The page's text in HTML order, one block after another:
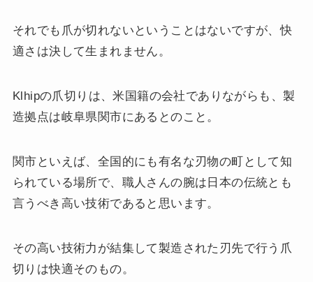
それでも爪が切れないということはないですが、快
適さは決して生まれません。
Klhipの爪切りは、米国籍の会社でありながらも、製
造拠点は岐阜県関市にあるとのこと。
関市といえば、全国的にも有名な刃物の町として知
られている場所で、職人さんの腕は日本の伝統とも
言うべき高い技術であると思います。
その高い技術力が結集して製造された刃先で行う爪
切りは快適そのもの。